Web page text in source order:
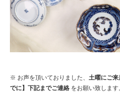
※ お声を頂いておりました、 土曜にご来
でに】下記までご連絡 をお願い致します